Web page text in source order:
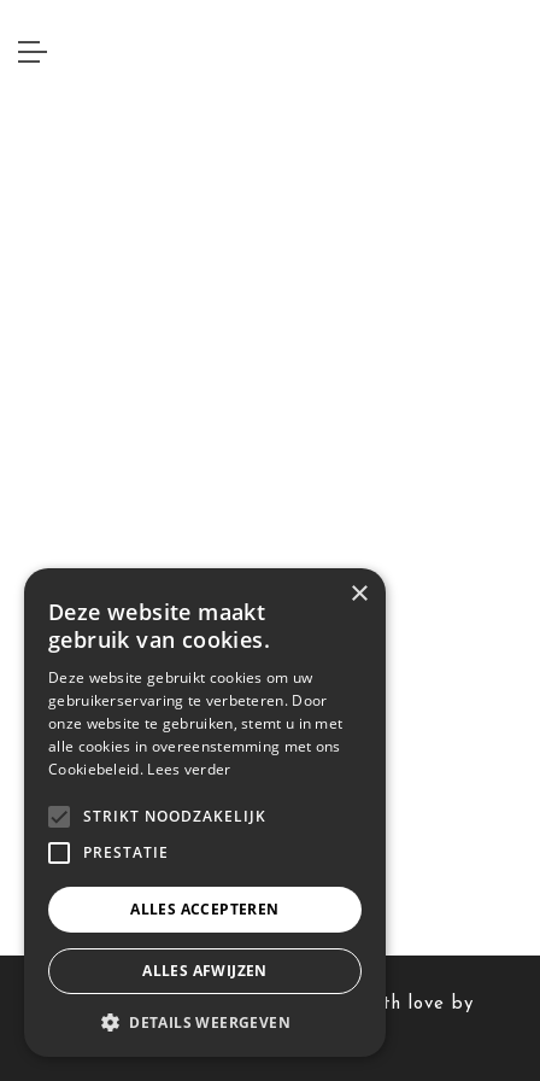
Reflector © 2023. Development with love by
FOXTHEMES
×
Deze website maakt
gebruik van cookies.
Deze website gebruikt cookies om uw
gebruikerservaring te verbeteren. Door
onze website te gebruiken, stemt u in met
alle cookies in overeenstemming met ons
Cookiebeleid. Lees verder
STRIKT NOODZAKELIJK
PRESTATIE
ALLES ACCEPTEREN
ALLES AFWIJZEN
DETAILS WEERGEVEN